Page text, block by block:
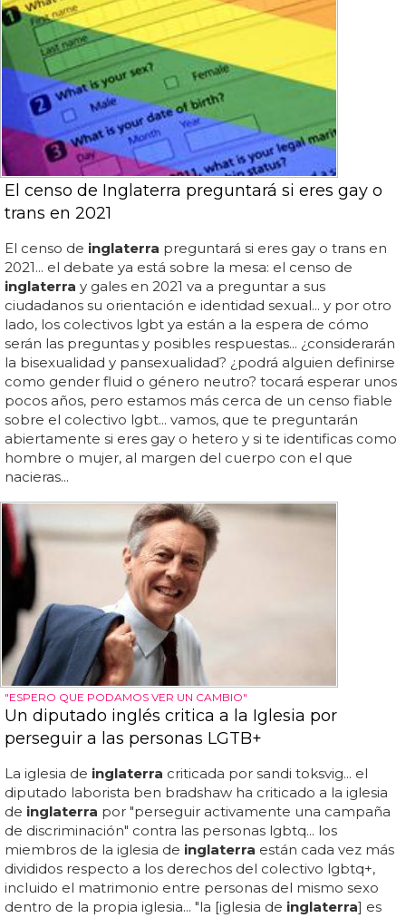
El censo de Inglaterra preguntará si eres gay o
trans en 2021
El censo de inglaterra preguntará si eres gay o trans en
2021... el debate ya está sobre la mesa: el censo de
inglaterra y gales en 2021 va a preguntar a sus
ciudadanos su orientación e identidad sexual... y por otro
lado, los colectivos lgbt ya están a la espera de cómo
serán las preguntas y posibles respuestas... ¿considerarán
la bisexualidad y pansexualidad? ¿podrá alguien definirse
como gender fluid o género neutro? tocará esperar unos
pocos años, pero estamos más cerca de un censo fiable
sobre el colectivo lgbt... vamos, que te preguntarán
abiertamente si eres gay o hetero y si te identificas como
hombre o mujer, al margen del cuerpo con el que
nacieras...
"ESPERO QUE PODAMOS VER UN CAMBIO"
Un diputado inglés critica a la Iglesia por
perseguir a las personas LGTB+
La iglesia de inglaterra criticada por sandi toksvig... el
diputado laborista ben bradshaw ha criticado a la iglesia
de inglaterra por "perseguir activamente una campaña
de discriminación" contra las personas lgbtq... los
miembros de la iglesia de inglaterra están cada vez más
divididos respecto a los derechos del colectivo lgbtq+,
incluido el matrimonio entre personas del mismo sexo
dentro de la propia iglesia... "la [iglesia de inglaterra] es